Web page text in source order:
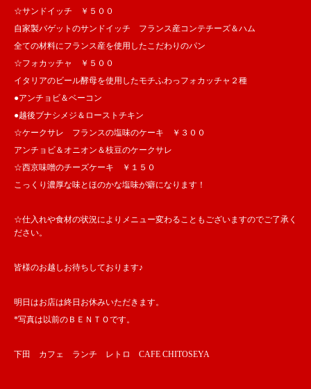
☆サンドイッチ ￥５００
自家製バゲットのサンドイッチ フランス産コンテチーズ＆ハム
全ての材料にフランス産を使用したこだわりのパン
☆フォカッチャ ￥５００
イタリアのビール酵母を使用したモチふわっフォカッチャ２種
●アンチョビ＆ベーコン
●越後ブナシメジ＆ローストチキン
☆ケークサレ フランスの塩味のケーキ ￥３００
アンチョビ＆オニオン＆枝豆のケークサレ
☆西京味噌のチーズケーキ ￥１５０
こっくり濃厚な味とほのかな塩味が癖になります！
☆仕入れや食材の状況によりメニュー変わることもございますのでご了承く
ださい。
皆様のお越しお待ちしております♪
明日はお店は終日お休みいただきます。
*写真は以前のＢＥＮＴＯです。
下田 カフェ ランチ レトロ CAFE CHITOSEYA